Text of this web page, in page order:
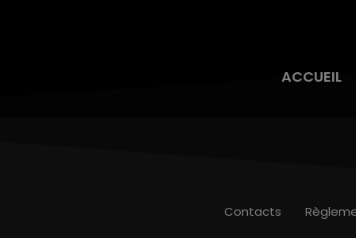
ACCUEIL
Contacts